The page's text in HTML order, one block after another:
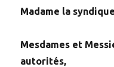
Madame la
Mesdames et
autorités,